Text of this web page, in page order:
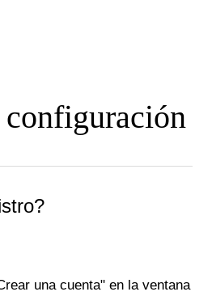
configuración
una cuenta" en la ventana